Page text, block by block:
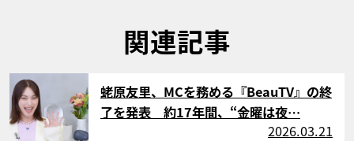
関連記事
サムネイル
蛯原友里、MCを務める『BeauTV』の終
了を発表 約17年間、“金曜は夜…
2026.03.21